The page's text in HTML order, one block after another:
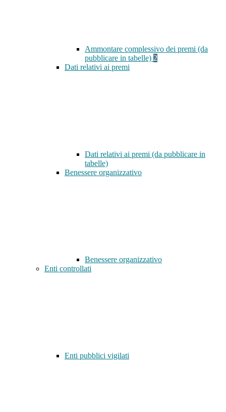
Ammontare complessivo dei premi (da
pubblicare in tabelle) 2
Dati relativi ai premi
Dati relativi ai premi (da pubblicare in
tabelle)
Benessere organizzativo
Benessere organizzativo
Enti controllati
Enti pubblici vigilati